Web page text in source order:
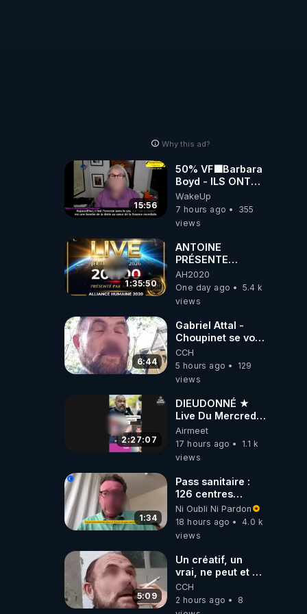
Why this ad?
15:56
50% VF🟩Barbara
Boyd - ILS ONT
MENTI SUR TOUT
-Jocelyne
Traduction
WakeUp
7 hours ago
355
views
1:35:50
ANTOINE
PRÉSENTE
AH2020 LE LIVE
20H ***DU
06/08/2026***
AH2020
One day ago
5.4 k
views
6:44
Gabriel Attal -
Choupinet se voit
en haut de
l'affiche
CCH
5 hours ago
129
views
2:27:07
DIEUDONNÉ ★
Live Du Mercredi
5 Août 2026
Airmeet
17 hours ago
1.1 k
views
1:34
Pass sanitaire :
126 centres
commerciaux
concernés par
l'obligation dans
Ni Oubli Ni Pardon
18 hours ago
4.0 k
views
5:09
Un créatif, un
vrai, ne peut et ne
doit pas faire
appel à
l'intelligence
CCH
2 hours ago
8